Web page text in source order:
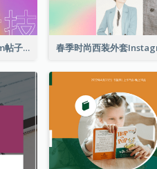
电子竞技推广Instagram帖子